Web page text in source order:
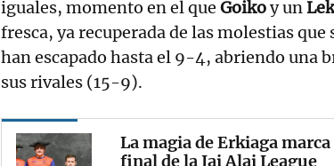
iguales, momento en el que Goikoy un
fresca, ya recuperada de las molestias
han escapado hasta el 9-4, abriendo una
sus rivales (15-9).
La magia de Erkiaga
final de la Jai Alai League